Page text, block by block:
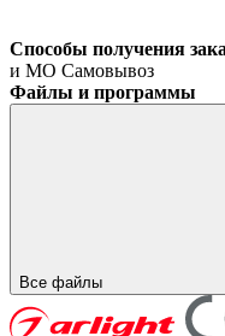
Способы получения
и МО Самовывоз
Файлы и программы
Все файлы